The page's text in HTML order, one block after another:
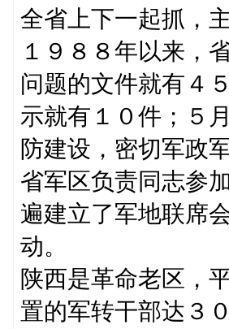
全省上下一起抓，
１９８８年以来，
问题的文件就有４
示就有１０件；５
防建设，密切军政
省军区负责同志参
遍建立了军地联席
动。
陕西是革命老区，
置的军转干部达３